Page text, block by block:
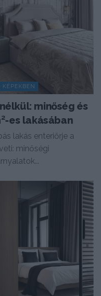
minőség és
es lakásában
lakás enteriőrje a
minőségi